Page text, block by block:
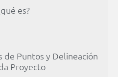
es?
de Puntos y Delineación
Proyecto